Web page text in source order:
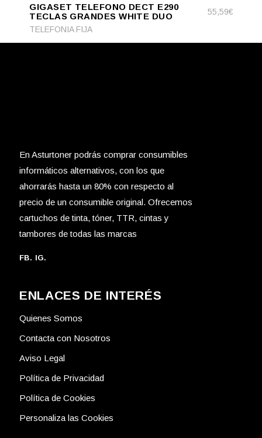
CART
GIGASET TELEFONO DECT E290
TECLAS GRANDES WHITE DUO
55,59€
TELEFONIA FIJA
En Asturtoner podrás comprar consumibles
informáticos alternativos, con los que
ahorrarás hasta un 80% con respecto al
precio de un consumible original. Ofrecemos
cartuchos de tinta, tóner, TTR, cintas y
tambores de todas las marcas
FB. IG.
ENLACES DE INTERÉS
Quienes Somos
Contacta con Nosotros
Aviso Legal
Política de Privacidad
Política de Cookies
Personaliza las Cookies